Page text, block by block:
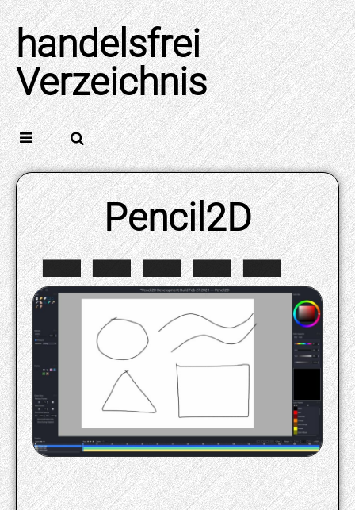
Skip
to
content
handelsfrei
Verzeichnis
Pencil2D